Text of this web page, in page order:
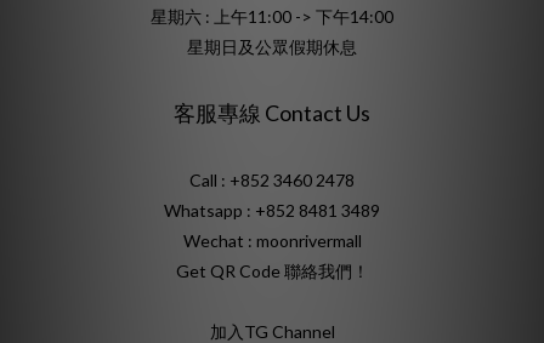
星期六 : 上午11:00 -> 下午14:00
星期日及公眾假期休息
客服專線 Contact Us
Call : +852 3460 2478
Whatsapp : +852 8481 3489
Wechat : moonrivermall
Get QR Code 聯絡我們！
加入TG Channel